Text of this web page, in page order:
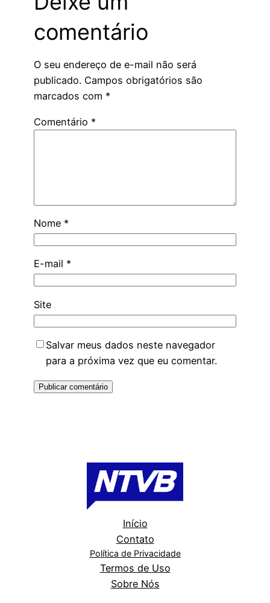
comentário
O seu endereço de e-mail não será
publicado. Campos obrigatórios são
marcados com *
Comentário *
Nome *
E-mail *
Site
Salvar meus dados neste navegador
para a próxima vez que eu comentar.
Início
Contato
Política de Privacidade
Termos de Uso
Sobre Nós